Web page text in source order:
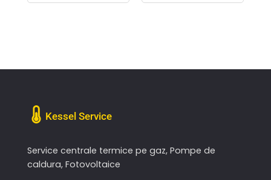
Kessel Service
Service centrale termice pe gaz, Pompe de
caldura, Fotovoltaice